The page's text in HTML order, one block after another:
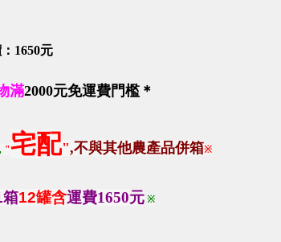
1650元
滿2000元免運費門檻＊
， "宅配",不與其他農產品併箱※
箱12罐含運費1650元 ※